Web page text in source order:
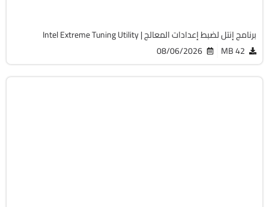
برنامج إنتل لضبط إعدادات المعالج | Intel Extreme Tuning Utility
42 MB
08/06/2026